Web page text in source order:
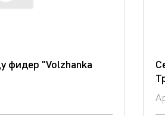
фидер "Volzhanka